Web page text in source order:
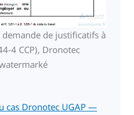
de justificatifs à
4 CCP), Dronotec
cas Dronotec UGAP —